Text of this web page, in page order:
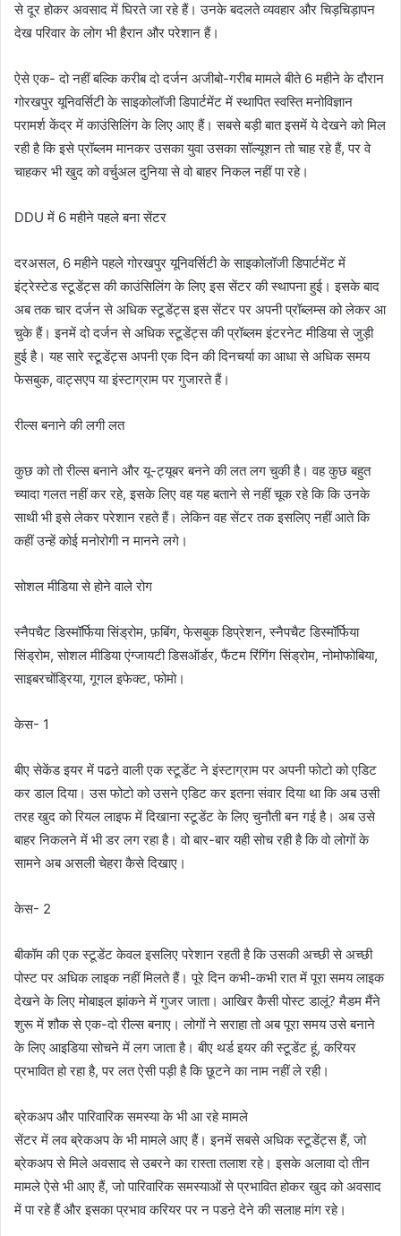
से दूर होकर अवसाद में घिरते जा रहे हैं। उनके बदलते व्यवहार और चि​ड़चिड़ापन
देख परिवार के लोग भी हैरान और परेशान हैं।
ऐसे एक- दो नहीं बल्कि करीब दो दर्जन अजीबो-गरीब मामले बीते 6 महीने के दौरान
गोरखपुर यूनिवर्सिटी के साइकोलॉजी डिपार्टमेंट में स्थापित स्वस्ति मनोविज्ञान
परामर्श केंद्र में काउंसिलिंग के लिए आए हैं। सबसे बड़ी बात इसमें ये देखने को मिल
रही है कि इसे प्रॉब्लम मानकर उसका युवा उसका सॉल्यूशन तो चाह रहे हैं, पर वे
चाहकर भी खुद को वर्चुअल दुनिया से वो बाहर निकल नहीं पा रहे।
DDU में 6 महीने पहले बना सेंटर
दरअसल, 6 महीने पहले गोरखपुर यूनिवर्सिटी के साइकोलॉजी डिपार्टमेंट में
इंट्रेस्टेड स्टूडेंट्स की काउंसिलिंग के लिए इस सेंटर की स्थापना हुई। इसके बाद
अब तक चार दर्जन से अधिक स्टूडेंट्स इस सेंटर पर अपनी प्रॉब्लम्स को लेकर आ
चुके हैं। इनमें दो दर्जन से अधिक स्टूडेंट्स की प्रॉब्लम इंटरनेट मीडिया से जुड़ी
हुई है। यह सारे स्टूडेंट्स अपनी एक दिन की दिनचर्या का आधा से अधिक समय
फेसबुक, वाट्सएप या इंस्टाग्राम पर गुजारते हैं।
रील्स बनाने की लगी लत
कुछ को तो रील्स बनाने और यू-ट्यूबर बनने की लत लग चुकी है। वह कुछ बहुत
च्यादा गलत नहीं कर रहे, इसके लिए वह यह बताने से नहीं चूक रहे कि कि उनके
साथी भी इसे लेकर परेशान रहते हैं। लेकिन वह सेंटर तक इसलिए नहीं आते कि
कहीं उन्हें कोई मनोरोगी न मानने लगे।
सोशल मीडिया से होने वाले रोग
स्नैपचैट डिस्मॉर्फिया सिंड्रोम, फ़बिंग, फेसबुक डिप्रेशन, स्नैपचैट डिस्मॉर्फिया
सिंड्रोम, सोशल मीडिया एंग्जायटी डिसऑर्डर, फैंटम रिंगिंग सिंड्रोम, नोमोफोबिया,
साइबरचोंड्रिया, गूगल इफेक्ट, फोमो।
केस- 1
बीए सेकेंड इयर में पढऩे वाली एक स्टूडेंट ने इंस्टाग्राम पर अपनी फोटो को एडिट
कर डाल दिया। उस फोटो को उसने एडिट कर इतना संवार दिया था कि अब उसी
तरह खुद को रियल लाइफ में दिखाना स्टूडेंट के लिए चुनौती बन गई है। अब उसे
बाहर निकलने में भी डर लग रहा है। वो बार-बार यही सोच रही है कि वो लोगों के
सामने अब असली चेहरा कैसे दिखाए।
केस- 2
बीकॉम की एक स्टूडेंट केवल इसलिए परेशान रहती है कि उसकी अच्छी से अच्छी
पोस्ट पर अधिक लाइक नहीं मिलते हैं। पूरे दिन कभी-कभी रात में पूरा समय लाइक
देखने के लिए मोबाइल झांकने में गुजर जाता। आखिर कैसी पोस्ट डालूं? मैडम मैंने
शुरू में शौक से एक-दो रील्स बनाए। लोगों ने सराहा तो अब पूरा समय उसे बनाने
के लिए आइडिया सोचने में लग जाता है। बीए थर्ड इयर की स्टूडेंट हूं, करियर
प्रभावित हो रहा है, पर लत ऐसी पड़ी है कि छूटने का नाम नहीं ले रही।
ब्रेकअप और पारिवारिक समस्या के भी आ रहे मामले
सेंटर में लव ब्रेकअप के भी मामले आए हैं। इनमें सबसे अधिक स्टूडेंट्स हैं, जो
ब्रेकअप से मिले अवसाद से उबरने का रास्ता तलाश रहे। इसके अलावा दो तीन
मामले ऐसे भी आए हैं, जो पारिवारिक समस्याओं से प्रभावित होकर खुद को अवसाद
में पा रहे हैं और इसका प्रभाव करियर पर न पडऩे देने की सलाह मांग रहे।